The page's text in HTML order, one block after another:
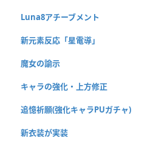
Luna8アチーブメント
新元素反応「星電導」
魔女の諭示
キャラの強化・上方修正
追憶祈願(強化キャラPUガチャ)
新衣装が実装